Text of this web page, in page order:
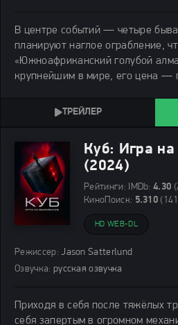
В центре событий — четыре
планируют наглое ограбление,
«Южноафриканский голубой
крупнейшим в мире, его цена —
даёт им шанс на роскошную
Куб: Игра
(2024)
Рейтинги: IMDb:4.30
КиноПоиск: 5.310
HD WEB-DL
Режиссер: Jason Satterlund
Озвучка: русская озвучка
Приходя в себя после тяжёлых
себя запертым в огромном